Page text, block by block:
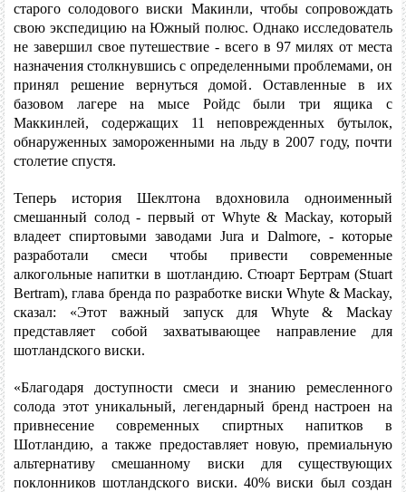
старого солодового виски Макинли, чтобы сопровождать
свою экспедицию на Южный полюс.Однако исследователь
не завершил свое путешествие - всего в 97 милях от места
назначения столкнувшись с определенными проблемами, он
принял решение вернуться домой. Оставленные в их
базовом лагере на мысе Ройдс были три ящика с
Маккинлей, содержащих 11 неповрежденных бутылок,
обнаруженных замороженными на льду в 2007 году, почти
столетие спустя.
Теперь история Шеклтона вдохновила одноименный
смешанный солод - первый от Whyte & Mackay, который
владеет спиртовыми заводами Jura и Dalmore, - которые
разработали смеси чтобы привести современные
алкогольные напитки в шотландию. Стюарт Бертрам (Stuart
Bertram), глава бренда по разработке виски Whyte & Mackay,
сказал: «Этот важный запуск для Whyte & Mackay
представляет собой захватывающее направление для
шотландского виски.
«Благодаря доступности смеси и знанию ремесленного
солода этот уникальный, легендарный бренд настроен на
привнесение современных спиртных напитков в
Шотландию, а также предоставляет новую, премиальную
альтернативу смешанному виски для существующих
поклонников шотландского виски. 40% виски был создан